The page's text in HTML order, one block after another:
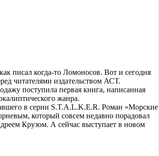
писал когда-то Ломоносов. Вот и сегодня
читателями издательством АСТ.
поступила первая книга, написанная
жанра.
в серии S.T.A.L.K.E.R. Роман «Морские
который совсем недавно порадовал
Крузом. А сейчас выступает в новом